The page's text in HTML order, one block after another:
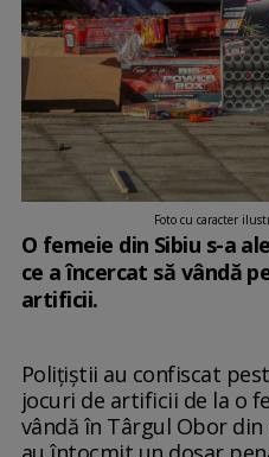
Foto cu caracter
O femeie din Sibiu s-a
ce a încercat să vândă
artificii.
Poliţiştii au confiscat
jocuri de artificii de la o
vândă în Târgul Obor